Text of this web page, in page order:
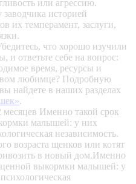
или агрессию.
заводчика историей
их темперамент, заслуги,
что хорошо изучили
и ответьте себе на вопрос:
время, ресурсы и
любимце? Подробную
найдете в наших разделах
.
Именно такой срок
малышей: у них
независимость.
возраста щенков или котят
в новый дом.Именно
выкормки малышей: у